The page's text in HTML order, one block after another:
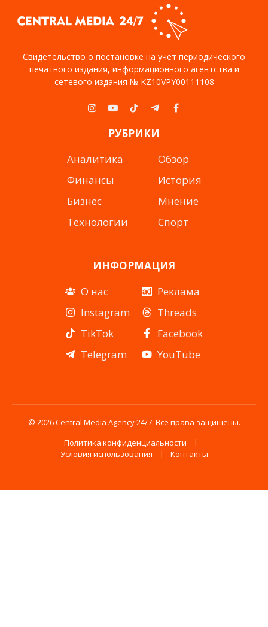
Свидетельство о постановке на учет периодического
печатного издания, информационного агентства и
сетевого издания № KZ10VPY00111108
Instagram
YouTubeTikTokTelegramFacebook
РУБРИКИ
Аналитика
Финансы
Бизнес
Технологии
Обзор
История
Мнение
Спорт
ИНФОРМАЦИЯ
О нас
Instagram
TikTok
Telegram
Реклама
Threads
Facebook
YouTube
© 2026 Central Media Agency 24/7. Все права защищены.
Политика конфиденциальности
Условия использования
Контакты